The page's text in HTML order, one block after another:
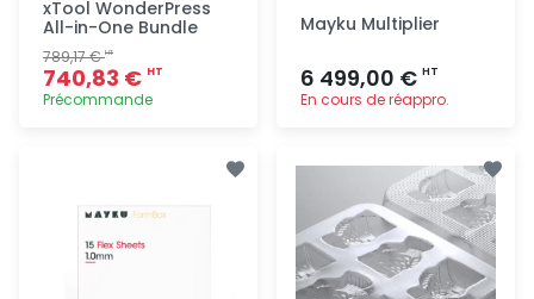
xTool WonderPress
All-in-One Bundle
789,17 €HT
740,83 € HT
Précommande
Mayku Multiplier
6 499,00 € HT
En cours de réappro.
rapide